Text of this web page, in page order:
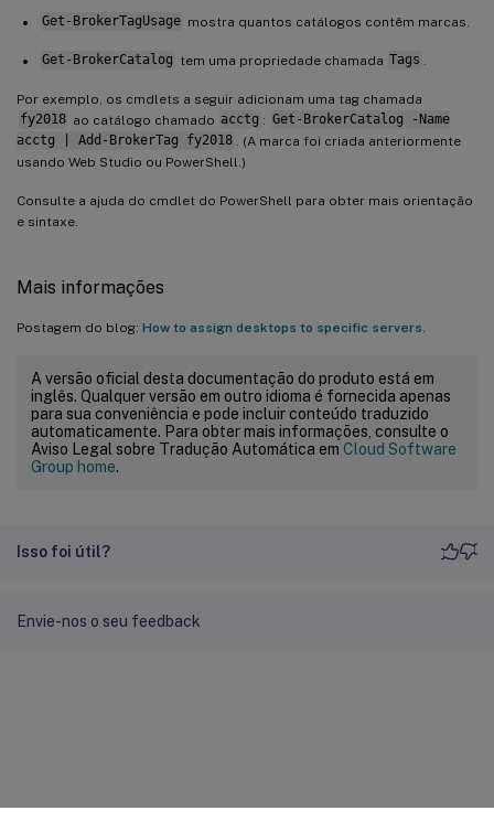
Get-BrokerTagUsage mostra quantos catálogos contêm marcas.
Get-BrokerCatalog tem uma propriedade chamada Tags
Por exemplo, os cmdlets a seguir adicionam uma tag chamada
fy2018 ao catálogo chamado acctg : Get-BrokerCatalog -Name
acctg | Add-BrokerTag fy2018
. (A marca foi criada anteriormente
usando Web Studio ou PowerShell.)
Consulte a ajuda do cmdlet do PowerShell para obter mais orientação
e sintaxe.
Mais informações
Postagem do blog: How to assign desktops to specific servers
A versão oficial desta documentação do produto está em
inglês. Qualquer versão em outro idioma é fornecida apenas
para sua conveniência e pode incluir conteúdo traduzido
automaticamente. Para obter mais informações, consulte o
Aviso Legal sobre Tradução Automática em Cloud Software
Group home.
Isso foi útil?
Envie-nos o seu feedback